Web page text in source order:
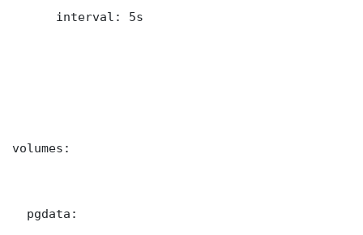
      interval: 5s
volumes:
  pgdata: